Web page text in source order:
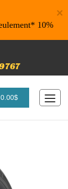
×
10% de
0.00$